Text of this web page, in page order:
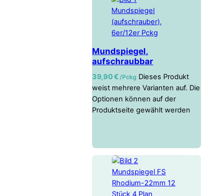
Mundspiegel,
aufschraubbar
39,90€ / Pckg Dieses Produkt
weist mehrere Varianten auf. Die
Optionen können auf der
Produktseite gewählt werden